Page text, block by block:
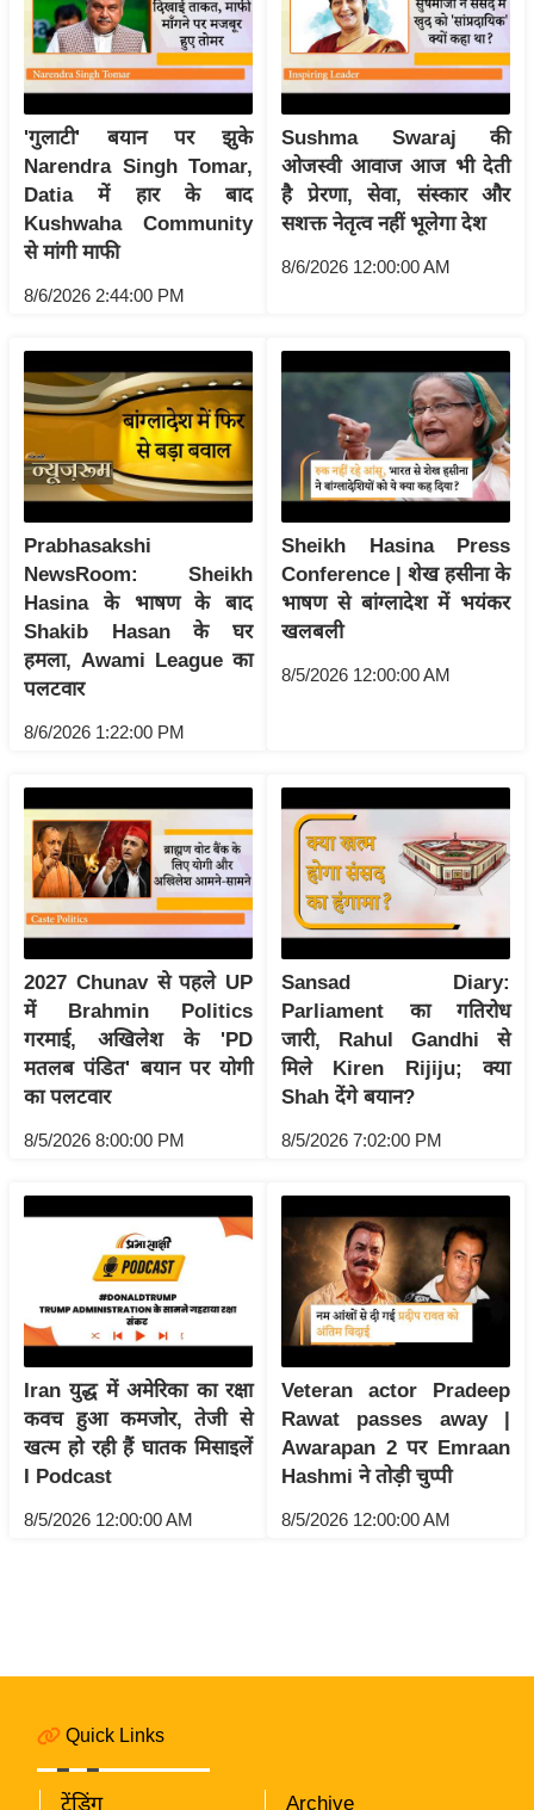
स
मी
क्षा
ध
र्म
ज्यो
ति
ष
प्र
म
हि
मा
ध
र्म
स्थ
ल
व्र
त
त्यो
हा
र
शि
फ
ल
वि
शे
वि
श्ले
ष
ण
डिं
c
k
L
n
k
भा
ना
व
'गुलाटी' बयान पर झुके
Narendra Singh Tomar,
Datia में हार के बाद
Kushwaha Community
से मांगी माफी
8/6/2026 2:44:00 PM
Sushma Swaraj की
ओजस्वी आवाज आज भी देती
है प्रेरणा, सेवा, संस्कार और
सशक्त नेतृत्व नहीं भूलेगा देश
8/6/2026 12:00:00 AM
Prabhasakshi
NewsRoom: Sheikh
Hasina के भाषण के बाद
Shakib Hasan के घर
हमला, Awami League का
पलटवार
8/6/2026 1:22:00 PM
Sheikh Hasina Press
Conference | शेख हसीना के
भाषण से बांग्लादेश में भयंकर
खलबली
8/5/2026 12:00:00 AM
2027 Chunav से पहले UP
में Brahmin Politics
गरमाई, अखिलेश के 'PD
मतलब पंडित' बयान पर योगी
का पलटवार
8/5/2026 8:00:00 PM
Sansad Diary:
Parliament का गतिरोध
जारी, Rahul Gandhi से
मिले Kiren Rijiju; क्या
Shah देंगे बयान?
8/5/2026 7:02:00 PM
Iran युद्ध में अमेरिका का रक्षा
कवच हुआ कमजोर, तेजी से
खत्म हो रही हैं घातक मिसाइलें
I Podcast
8/5/2026 12:00:00 AM
Veteran actor Pradeep
Rawat passes away |
Awarapan 2 पर Emraan
Hashmi ने तोड़ी चुप्पी
8/5/2026 12:00:00 AM
Quick Links
ट्रेंडिंग Archive